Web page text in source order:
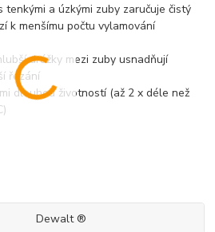
a úzkými zuby zaručuje čistý
k menšímu počtu vylamování
drážky mezi zuby usnadňují
řezání
dlouhou životností (až 2 x déle než
Dewalt ®